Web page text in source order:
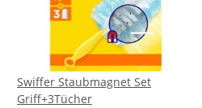
Swiffer Staubmagnet Set
Griff+3Tücher